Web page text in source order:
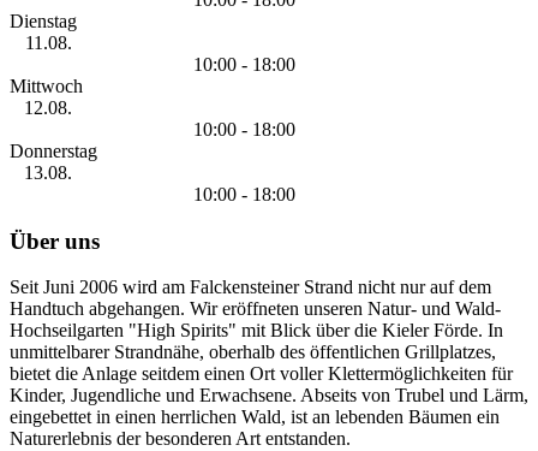
Dienstag
11.08.
10:00 - 18:00
Mittwoch
12.08.
10:00 - 18:00
Donnerstag
13.08.
10:00 - 18:00
Über uns
Seit Juni 2006 wird am Falckensteiner Strand nicht nur auf dem
Handtuch abgehangen. Wir eröffneten unseren Natur- und Wald-
Hochseilgarten "High Spirits" mit Blick über die Kieler Förde. In
unmittelbarer Strandnähe, oberhalb des öffentlichen Grillplatzes,
bietet die Anlage seitdem einen Ort voller Klettermöglichkeiten für
Kinder, Jugendliche und Erwachsene. Abseits von Trubel und Lärm,
eingebettet in einen herrlichen Wald, ist an lebenden Bäumen ein
Naturerlebnis der besonderen Art entstanden.